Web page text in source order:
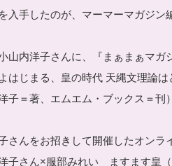
入手したのが、マーマーマガジン
山内洋子さんに、 『まぁまぁマガ
はじまる、皇の時代 天縄文理論は
子＝著、エムエム・ブックス＝刊
さんをお招きして開催したオンラ
洋子さん×服部みれい ますます皇